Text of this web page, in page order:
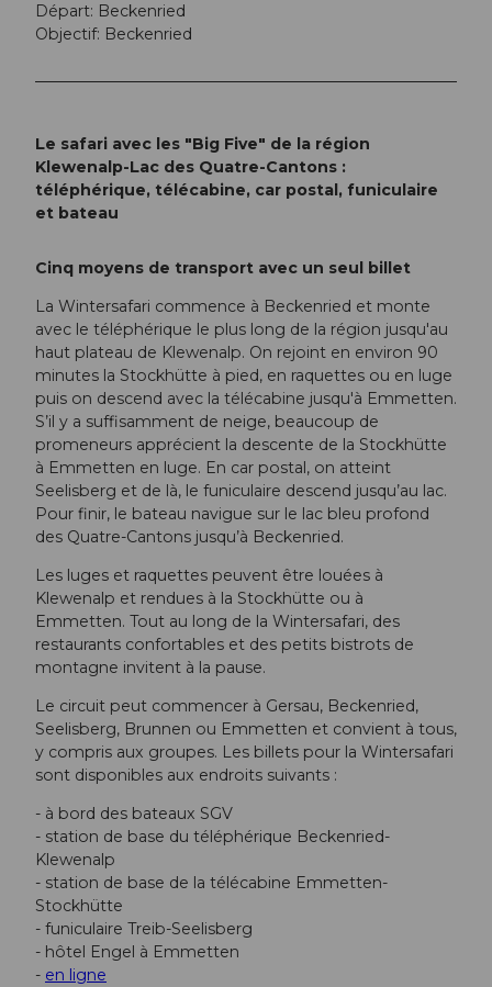
Départ: Beckenried
Objectif: Beckenried
Le safari avec les "Big Five" de la région
Klewenalp-Lac des Quatre-Cantons :
téléphérique, télécabine, car postal, funiculaire
et bateau
Cinq moyens de transport avec un seul billet
La Wintersafari commence à Beckenried et monte
avec le téléphérique le plus long de la région jusqu'au
haut plateau de Klewenalp. On rejoint en environ 90
minutes la Stockhütte à pied, en raquettes ou en luge
puis on descend avec la télécabine jusqu'à Emmetten.
S’il y a suffisamment de neige, beaucoup de
promeneurs apprécient la descente de la Stockhütte
à Emmetten en luge. En car postal, on atteint
Seelisberg et de là, le funiculaire descend jusqu’au lac.
Pour finir, le bateau navigue sur le lac bleu profond
des Quatre-Cantons jusqu’à Beckenried.
Les luges et raquettes peuvent être louées à
Klewenalp et rendues à la Stockhütte ou à
Emmetten. Tout au long de la Wintersafari, des
restaurants confortables et des petits bistrots de
montagne invitent à la pause.
Le circuit peut commencer à Gersau, Beckenried,
Seelisberg, Brunnen ou Emmetten et convient à tous,
y compris aux groupes. Les billets pour la Wintersafari
sont disponibles aux endroits suivants :
- à bord des bateaux SGV
- station de base du téléphérique Beckenried-
Klewenalp
- station de base de la télécabine Emmetten-
Stockhütte
- funiculaire Treib-Seelisberg
- hôtel Engel à Emmetten
- en ligne